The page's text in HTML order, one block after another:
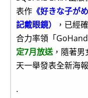
表作 《好きな子が
記戴眼鏡）
，已經
合力率領「
定7月放送，隨著男
天一舉發表全新海
.